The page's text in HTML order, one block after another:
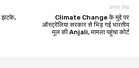
झटके,
अगला लेख
Climate Change के मुद्दे पर
ऑस्ट्रेलिया सरकार से भिड़ गई भारतीय
मूल की Anjali, मामला पहुंचा कोर्ट